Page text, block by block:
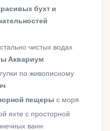
бухт и
чистых водах
Аквариум
по живописному
пещеры с моря.
яхте с просторной
ванн.